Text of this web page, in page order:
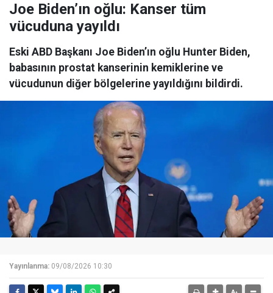
Joe Biden’ın oğlu: Kanser tüm
vücuduna yayıldı
Eski ABD Başkanı Joe Biden’ın oğlu Hunter Biden,
babasının prostat kanserinin kemiklerine ve
vücudunun diğer bölgelerine yayıldığını bildirdi.
Yayınlanma: 09/08/2026 10:30